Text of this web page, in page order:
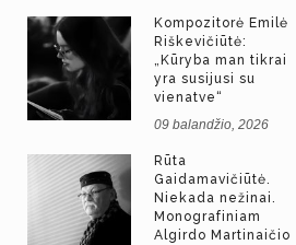
Kompozitorė Emilė
Riškevičiūtė:
„Kūryba man tikrai
yra susijusi su
vienatve“
09 balandžio, 2026
Rūta
Gaidamavičiūtė.
Niekada nežinai.
Monografiniam
Algirdo Martinaičio